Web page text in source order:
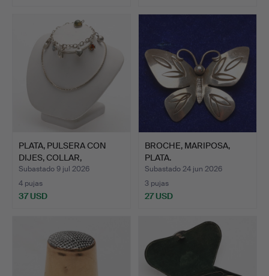
PLATA, PULSERA CON
DIJES, COLLAR,
COLGANTE.
Subastado 9 jul 2026
4 pujas
37 USD
BROCHE, MARIPOSA,
PLATA.
Subastado 24 jun 2026
3 pujas
27 USD